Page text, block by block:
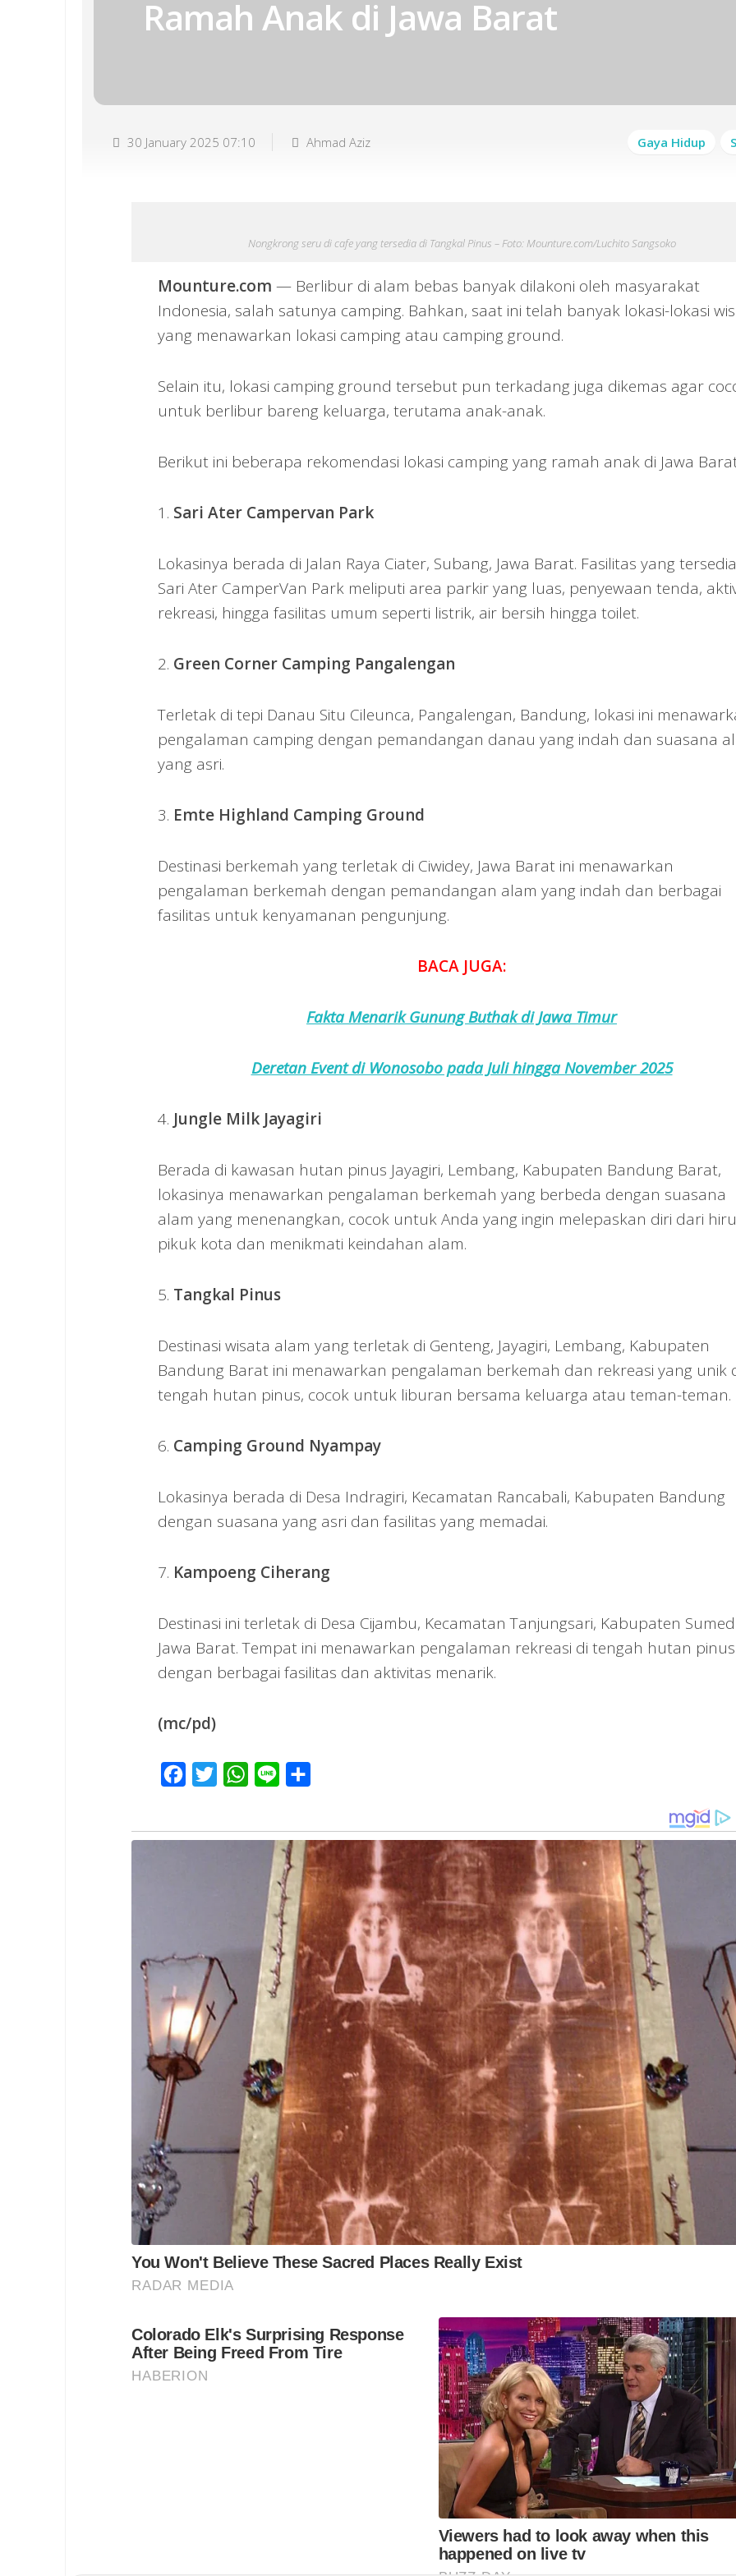
Ramah Anak di Jawa Barat
30 January 2025 07:10 Ahmad Aziz Gaya Hidup
Nongkrong seru di cafe yang tersedia di Tangkal Pinus – Foto: Mounture.com/Luchito Sangsoko
Mounture.com — Berlibur di alam bebas banyak dilakoni oleh masyarakat
Indonesia, salah satunya camping. Bahkan, saat ini telah banyak lokasi-lokasi
yang menawarkan lokasi camping atau camping ground.
Selain itu, lokasi camping ground tersebut pun terkadang juga dikemas agar
untuk berlibur bareng keluarga, terutama anak-anak.
Berikut ini beberapa rekomendasi lokasi camping yang ramah anak di Jawa
1. Sari Ater Campervan Park
Lokasinya berada di Jalan Raya Ciater, Subang, Jawa Barat. Fasilitas yang
Sari Ater CamperVan Park meliputi area parkir yang luas, penyewaan tenda,
rekreasi, hingga fasilitas umum seperti listrik, air bersih hingga toilet.
2. Green Corner Camping Pangalengan
Terletak di tepi Danau Situ Cileunca, Pangalengan, Bandung, lokasi ini
pengalaman camping dengan pemandangan danau yang indah dan suasana
yang asri.
3. Emte Highland Camping Ground
Destinasi berkemah yang terletak di Ciwidey, Jawa Barat ini menawarkan
pengalaman berkemah dengan pemandangan alam yang indah dan berbagai
fasilitas untuk kenyamanan pengunjung.
BACA JUGA:
Fakta Menarik Gunung Buthak di Jawa Timur
Deretan Event di Wonosobo pada Juli hingga November 2025
4. Jungle Milk Jayagiri
Berada di kawasan hutan pinus Jayagiri, Lembang, Kabupaten Bandung Barat,
lokasinya menawarkan pengalaman berkemah yang berbeda dengan suasana
alam yang menenangkan, cocok untuk Anda yang ingin melepaskan diri dari
pikuk kota dan menikmati keindahan alam.
5. Tangkal Pinus
Destinasi wisata alam yang terletak di Genteng, Jayagiri, Lembang, Kabupaten
Bandung Barat ini menawarkan pengalaman berkemah dan rekreasi yang unik
tengah hutan pinus, cocok untuk liburan bersama keluarga atau teman-teman.
6. Camping Ground Nyampay
Lokasinya berada di Desa Indragiri, Kecamatan Rancabali, Kabupaten Bandung
dengan suasana yang asri dan fasilitas yang memadai.
7. Kampoeng Ciherang
Destinasi ini terletak di Desa Cijambu, Kecamatan Tanjungsari, Kabupaten
Jawa Barat. Tempat ini menawarkan pengalaman rekreasi di tengah hutan pinus
dengan berbagai fasilitas dan aktivitas menarik.
(mc/pd)
Facebook
Twitter WhatsApp
Line